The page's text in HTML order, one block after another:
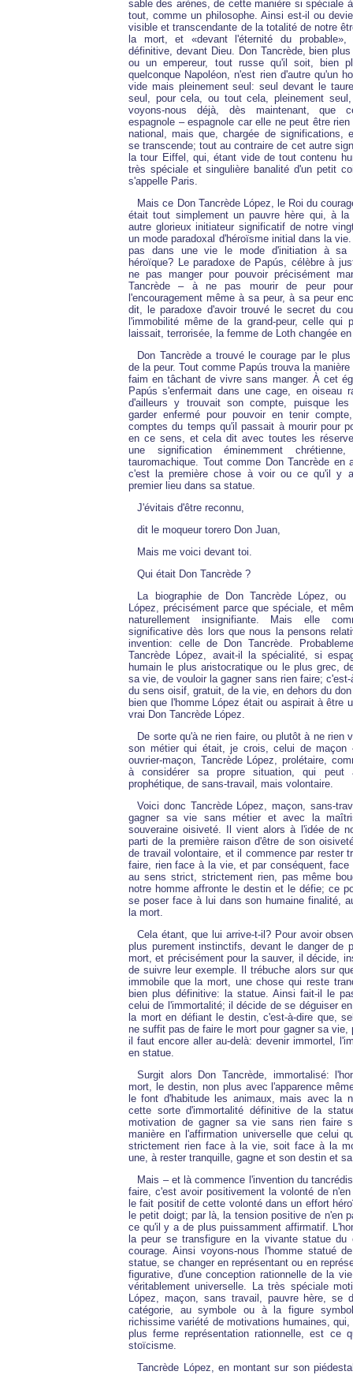
sable des arènes, de cette manière si spéciale
tout, comme un philosophe. Ainsi est-il ou
visible et transcendante de la totalité de notre
la mort, et «devant l'éternité du
définitive, devant Dieu. Don Tancrède, bien
ou un empereur, tout russe qu'il soit, bien
quelconque Napoléon, n'est rien d'autre qu'un
vide mais pleinement seul: seul devant le
seul, pour cela, ou tout cela, pleinement
voyons-nous déjà, dès maintenant, que
espagnole – espagnole car elle ne peut être
national, mais que, chargée de significations,
se transcende; tout au contraire de cet autre
la tour Eiffel, qui, étant vide de tout contenu
très spéciale et singulière banalité d'un petit
s'appelle Paris.
Mais ce Don Tancrède López, le Roi du
était tout simplement un pauvre hère qui, à la
autre glorieux initiateur significatif de notre
un mode paradoxal d'héroïsme initial dans la
pas dans une vie le mode d'initiation à sa
héroïque? Le paradoxe de Papús, célèbre à
ne pas manger pour pouvoir précisément
Tancrède – à ne pas mourir de peur
l'encouragement même à sa peur, à sa peur
dit, le paradoxe d'avoir trouvé le secret du
l'immobilité même de la grand-peur, celle qui
laissait, terrorisée, la femme de Loth changée
Don Tancrède a trouvé le courage par le
de la peur. Tout comme Papús trouva la
faim en tâchant de vivre sans manger. À cet
Papús s'enfermait dans une cage, en oiseau
d'ailleurs y trouvait son compte, puisque
garder enfermé pour pouvoir en tenir
comptes du temps qu'il passait à mourir pour
en ce sens, et cela dit avec toutes les
une signification éminemment
tauromachique. Tout comme Don Tancrède en
c'est la première chose à voir ou ce qu'il y
premier lieu dans sa statue.
J'évitais d'être reconnu,
dit le moqueur torero Don Juan,
Mais me voici devant toi.
Qui était Don Tancrède ?
La biographie de Don Tancrède López, ou
López, précisément parce que spéciale, et
naturellement insignifiante. Mais elle
significative dès lors que nous la pensons
invention: celle de Don Tancrède.
Tancrède López, avait-il la spécialité, si
humain le plus aristocratique ou le plus grec,
sa vie, de vouloir la gagner sans rien faire; c'est-
du sens oisif, gratuit, de la vie, en dehors du
bien que l'homme López était ou aspirait à être
vrai Don Tancrède López.
De sorte qu'à ne rien faire, ou plutôt à ne rien
son métier qui était, je crois, celui de maçon
ouvrier-maçon, Tancrède López, prolétaire,
à considérer sa propre situation, qui peut
prophétique, de sans-travail, mais volontaire.
Voici donc Tancrède López, maçon, sans-
gagner sa vie sans métier et avec la
souveraine oisiveté. Il vient alors à l'idée de
parti de la première raison d'être de son
de travail volontaire, et il commence par rester
faire, rien face à la vie, et par conséquent,
au sens strict, strictement rien, pas même
notre homme affronte le destin et le défie; ce
se poser face à lui dans son humaine finalité,
la mort.
Cela étant, que lui arrive-t-il? Pour avoir
plus purement instinctifs, devant le danger de
mort, et précisément pour la sauver, il décide,
de suivre leur exemple. Il trébuche alors sur
immobile que la mort, une chose qui reste
bien plus définitive: la statue. Ainsi fait-il le
celui de l'immortalité; il décide de se déguiser
la mort en défiant le destin, c'est-à-dire que,
ne suffit pas de faire le mort pour gagner sa vie,
il faut encore aller au-delà: devenir immortel,
en statue.
Surgit alors Don Tancrède, immortalisé:
mort, le destin, non plus avec l'apparence
le font d'habitude les animaux, mais avec la
cette sorte d'immortalité définitive de la
motivation de gagner sa vie sans rien faire
manière en l'affirmation universelle que celui
strictement rien face à la vie, soit face à la
une, à rester tranquille, gagne et son destin et
Mais – et là commence l'invention du
faire, c'est avoir positivement la volonté de
le fait positif de cette volonté dans un effort
le petit doigt; par là, la tension positive de n'en
ce qu'il y a de plus puissamment affirmatif.
la peur se transfigure en la vivante statue du
courage. Ainsi voyons-nous l'homme statué
statue, se changer en représentant ou en
figurative, d'une conception rationnelle de la
véritablement universelle. La très spéciale
López, maçon, sans travail, pauvre hère, se
catégorie, au symbole ou à la figure
richissime variété de motivations humaines,
plus ferme représentation rationnelle, est ce
stoïcisme.
Tancrède López, en montant sur son